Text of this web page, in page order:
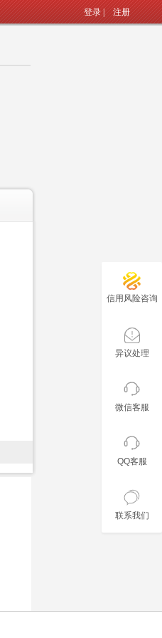
登录| 注册
信用风险咨询
异议处理
微信客服
QQ客服
联系我们